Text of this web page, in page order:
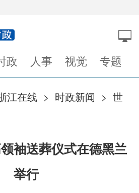
政 人事 视觉 专题
江在线 > 时政新闻 > 世
袖送葬仪式在德黑兰
举行